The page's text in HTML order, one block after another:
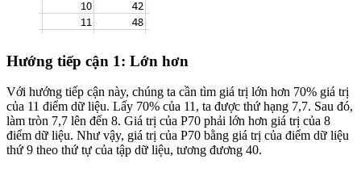
Hướng tiếp cận 1: Lớn hơn
Với hướng tiếp cận này, chúng ta cần tìm giá trị lớn hơn 70% giá trị
của 11 điểm dữ liệu. Lấy 70% của 11, ta được thứ hạng 7,7. Sau đó,
làm tròn 7,7 lên đến 8. Giá trị của P70 phải lớn hơn giá trị của 8
điểm dữ liệu. Như vậy, giá trị của P70 bằng giá trị của điểm dữ liệu
thứ 9 theo thứ tự của tập dữ liệu, tương đương 40.